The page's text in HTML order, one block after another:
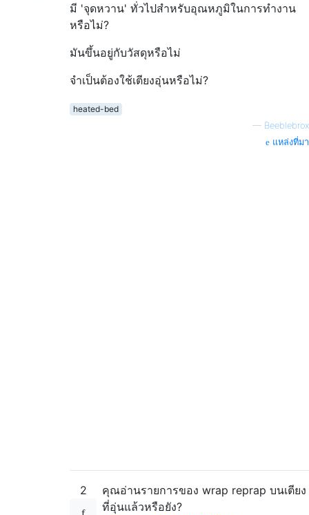
มี 'จุดหวาน' ทั่วไปสำหรับอุณหภูมิในการทำงาน
หรือไม่?
มันขึ้นอยู่กับวัสดุหรือไม่
จำเป็นต้องใช้เตียงอุ่นหรือไม่?
heated-bed
— Beeblebrox
แหล่งที่มา
2
คุณอ่านรายการของ wrap reprap บนเตียง
ที่อุ่นแล้วหรือยัง?